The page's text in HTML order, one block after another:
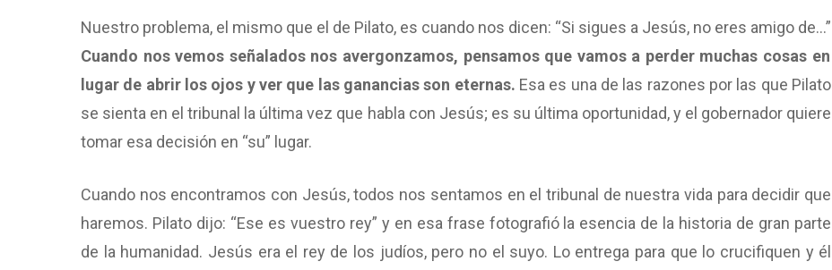
Nuestro problema, el mismo que el de Pilato, es cuando nos dicen: “Si sigues a Jesús, no eres amigo de…”
Cuando nos vemos señalados nos avergonzamos, pensamos que vamos a perder muchas cosas en
lugar de abrir los ojos y ver que las ganancias son eternas. Esa es una de las razones por las que Pilato
se sienta en el tribunal la última vez que habla con Jesús; es su última oportunidad, y el gobernador quiere
tomar esa decisión en “su” lugar.
Cuando nos encontramos con Jesús, todos nos sentamos en el tribunal de nuestra vida para decidir que
haremos. Pilato dijo: “Ese es vuestro rey” y en esa frase fotografió la esencia de la historia de gran parte
de la humanidad. Jesús era el rey de los judíos, pero no el suyo. Lo entrega para que lo crucifiquen y él